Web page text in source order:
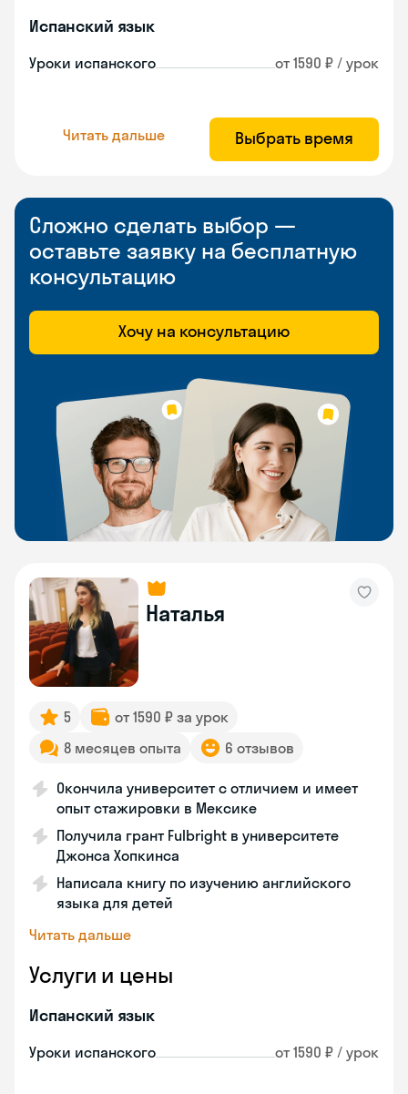
Испанский язык
Уроки испанского от 1590 ₽ / урок
Читать дальше Выбрать время
Сложно сделать выбор —
оставьте заявку на бесплатную
консультацию
Хочу на консультацию
Наталья
5
от 1590 ₽ за урок
8 месяцев опыта
6 отзывов
Окончила университет с отличием и имеет
опыт стажировки в Мексике
Получила грант Fulbright в университете
Джонса Хопкинса
Написала книгу по изучению английского
языка для детей
Читать дальше
Услуги и цены
Испанский язык
Уроки испанского от 1590 ₽ / урок